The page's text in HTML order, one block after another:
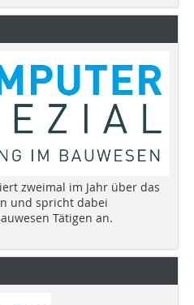
zweimal im Jahr über das
und spricht dabei
Tätigen an.